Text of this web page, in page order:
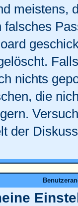
meistens,
falsches
nichts
die
der